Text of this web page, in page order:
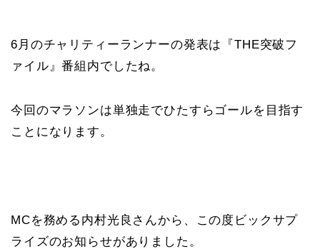
6月のチャリティーランナーの発表は『THE突破フ
ァイル』番組内でしたね。
今回のマラソンは単独走でひたすらゴールを目指す
ことになります。
MCを務める内村光良さんから、この度ビックサプ
ライズのお知らせがありました。